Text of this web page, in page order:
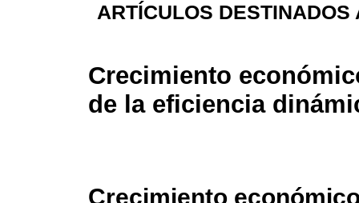
ARTÍCULOS DESTINADOS
Crecimiento
de la eficiencia
Crecimiento